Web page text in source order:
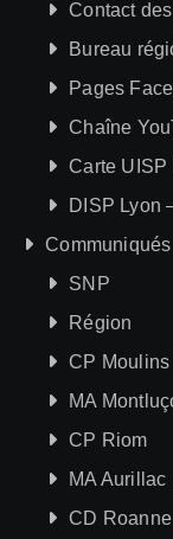
Contact
Bureau
Pages
Chaîne
Carte UISP
DISP Lyon
Communiqués
SNP
Région
CP Moulins
MA
CP Riom
MA Aurillac
CD Roanne